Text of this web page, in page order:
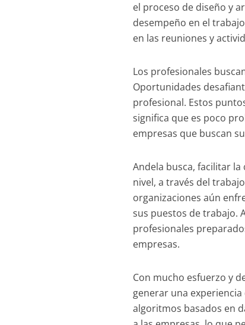
el proceso de diseño y
desempeño en el
en las reuniones y
Los profesionales
Oportunidades
profesional. Estos
significa que es poco
empresas que buscan
Andela busca, facilitar
nivel, a través del
organizaciones aún
sus puestos de trabajo.
profesionales
empresas.
Con mucho esfuerzo y
generar una
algoritmos basados en